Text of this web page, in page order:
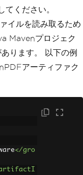
てください。
イルを読み取るため
Mavenプロジェク
ります。 以下の例
アーティファク
</gro